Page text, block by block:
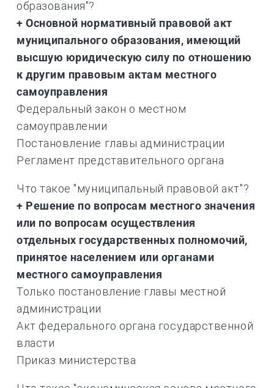
образования"?
+ Основной нормативный правовой акт
муниципального образования, имеющий
высшую юридическую силу по отношению
к другим правовым актам местного
самоуправления
Федеральный закон о местном
самоуправлении
Постановление главы администрации
Регламент представительного органа
Что такое "муниципальный правовой акт"?
+ Решение по вопросам местного значения
или по вопросам осуществления
отдельных государственных полномочий,
принятое населением или органами
местного самоуправления
Только постановление главы местной
администрации
Акт федерального органа государственной
власти
Приказ министерства